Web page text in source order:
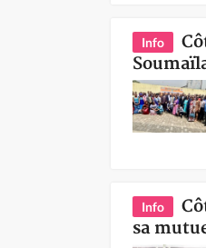
Info
Info
sa